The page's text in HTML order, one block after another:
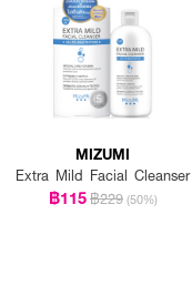
MIZUMI
Extra Mild Facial Cleanser
฿115฿229 (50%)